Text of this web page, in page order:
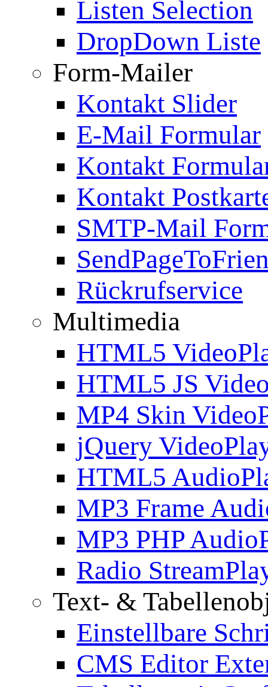
Listen Selection
DropDown Liste
Form-Mailer
Kontakt Slider
E-Mail Formular
Kontakt
Kontakt
SMTP-Mail
Rückrufservice
Multimedia
HTML5
HTML5 JS
MP4 Skin
jQuery
HTML5
MP3 Frame
MP3 PHP
Radio
Text- &
Einstellbare
CMS Editor